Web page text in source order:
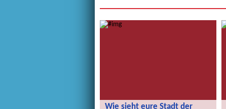
Wie sieht eure Stadt der